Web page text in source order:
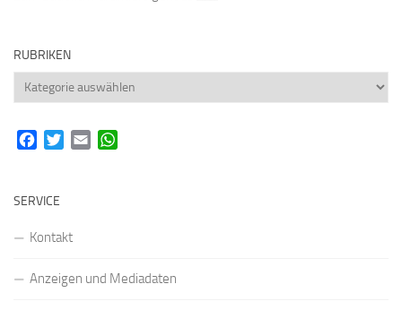
RUBRIKEN
Rubriken
FacebookTwitterEmail
SERVICE
Kontakt
Anzeigen und Mediadaten